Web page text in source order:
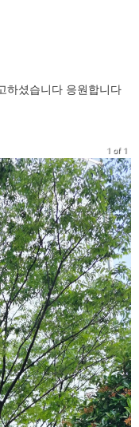
하셨습니다 응원합니다
1 of 1